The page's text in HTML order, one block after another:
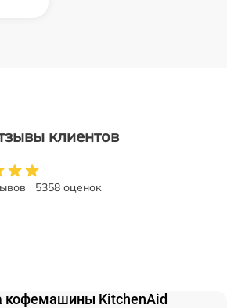
клиентов
5358 оценок
кофемашины KitchenAid